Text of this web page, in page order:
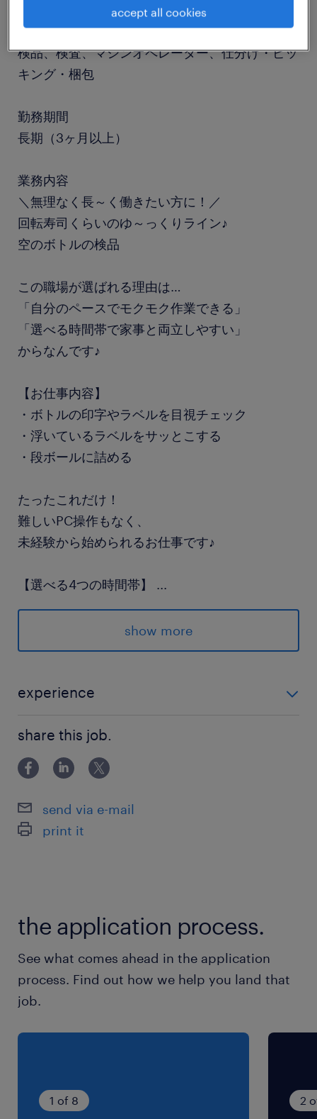
職種
検品、検査、マシンオペレーター、仕分け・ピッ
キング・梱包
勤務期間
長期（3ヶ月以上）
業務内容
＼無理なく長～く働きたい方に！／
回転寿司くらいのゆ～っくりライン♪
空のボトルの検品
この職場が選ばれる理由は…
「自分のペースでモクモク作業できる」
「選べる時間帯で家事と両立しやすい」
からなんです♪
【お仕事内容】
・ボトルの印字やラベルを目視チェック
・浮いているラベルをサッとこする
・段ボールに詰める
たったこれだけ！
難しいPC操作もなく、
未経験から始められるお仕事です♪
【選べる4つの時間帯】 ...
●8:15～17:15
●9:15～17:15
WEB応募や登録予約から♪
◎登録者限定◎詳細LINEをご案内
◎空調完備で一年中快適！
◎気になるニオイもありません♪
※マイカー・バイク・自転車通勤OK
最寄駅
埼玉新都市交通／羽貫駅（車7分）
休日休暇
show more
experience
すすめ！
share this job.
send via e-mail
print it
the application process.
See what comes ahead in the application
process. Find out how we help you land that
job.
1 of 8 2
accept all cookies